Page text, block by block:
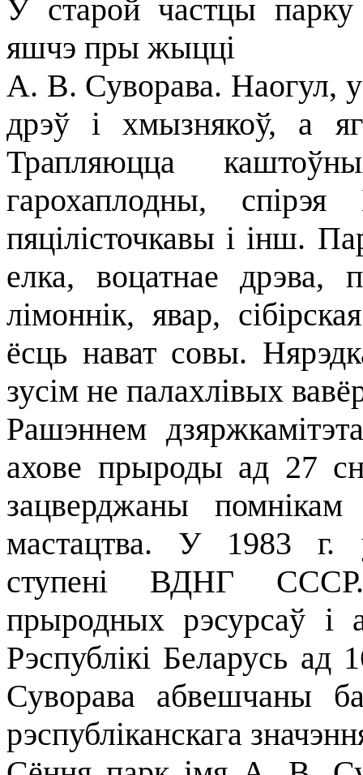
У старой частцы парку
яшчэ пры жыцці
А. В. Суворава. Наогул,
дрэў і хмызнякоў, а
Трапляюцца
гарохаплодны, спірэя
пяцілісточкавы і інш.
елка, воцатнае дрэва,
лімоннік, явар,
ёсць нават совы.
зусім не палахлівых
Рашэннем
ахове прыроды ад 27
зацверджаны
мастацтва. У 1983 г.
ступені ВДНГ СССР.
прыродных рэсурсаў і
Рэспублікі Беларусь
Суворава абвешчаны
рэспубліканскага